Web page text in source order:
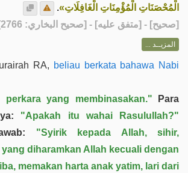
الْمُحْصَنَاتِ الْمُؤْمِنَاتِ الْغَافِلَاتِ».
[صحيح] - [متفق عليه] - [صحيح البخاري: 2766]
المزيــد ...
RA, beliau berkata bahawa Nabi
yang membinasakan." Para
"Apakah itu wahai Rasulullah?"
"Syirik kepada Allah, sihir,
diharamkan Allah kecuali dengan
memakan harta anak yatim, lari dari